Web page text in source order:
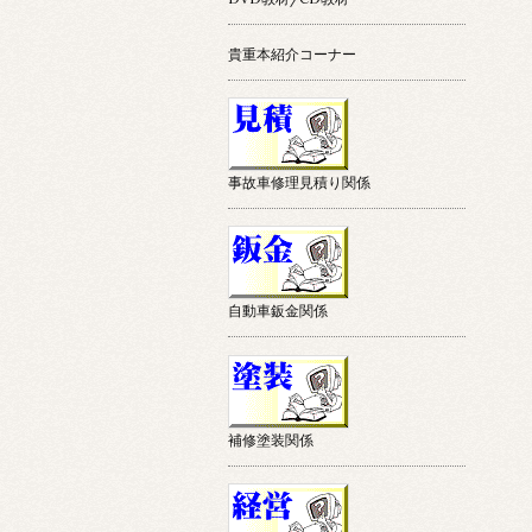
貴重本紹介コーナー
事故車修理見積り関係
自動車鈑金関係
補修塗装関係